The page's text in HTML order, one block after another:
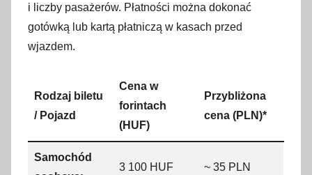
i liczby pasażerów. Płatności można dokonać
gotówką lub kartą płatniczą w kasach przed
wjazdem.
Rodzaj biletu
/ Pojazd
Cena w
forintach
(HUF)
Przybliżona
cena (PLN)*
Samochód
3 100 HUF ~ 35 PLN